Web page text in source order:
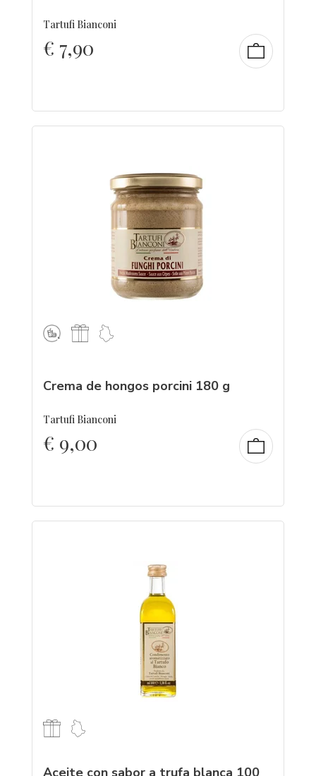
Tartufi Bianconi
€ 7,90
Crema de hongos porcini 180 g
Tartufi Bianconi
€ 9,00
Aceite con sabor a trufa blanca 100